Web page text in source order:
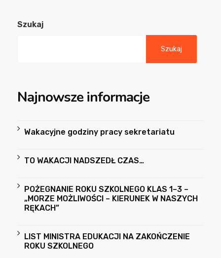
Szukaj
Szukaj
Najnowsze informacje
Wakacyjne godziny pracy sekretariatu
TO WAKACJI NADSZEDŁ CZAS…
POŻEGNANIE ROKU SZKOLNEGO KLAS 1–3 –
„MORZE MOŻLIWOŚCI – KIERUNEK W NASZYCH
RĘKACH”
LIST MINISTRA EDUKACJI NA ZAKOŃCZENIE
ROKU SZKOLNEGO